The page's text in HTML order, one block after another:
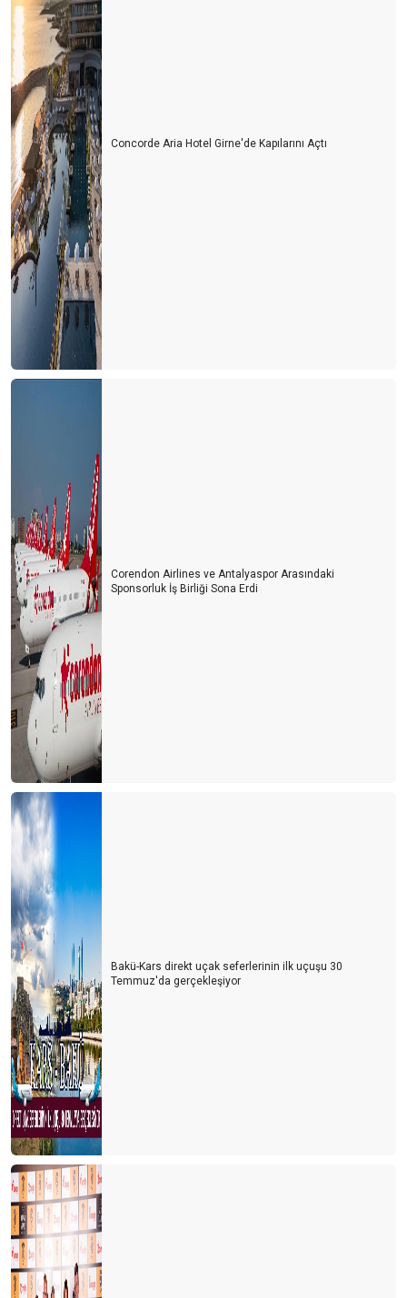
Concorde Aria Hotel Girne'de Kapılarını Açtı
Corendon Airlines ve Antalyaspor Arasındaki
Sponsorluk İş Birliği Sona Erdi
Bakü-Kars direkt uçak seferlerinin ilk uçuşu 30
Temmuz'da gerçekleşiyor